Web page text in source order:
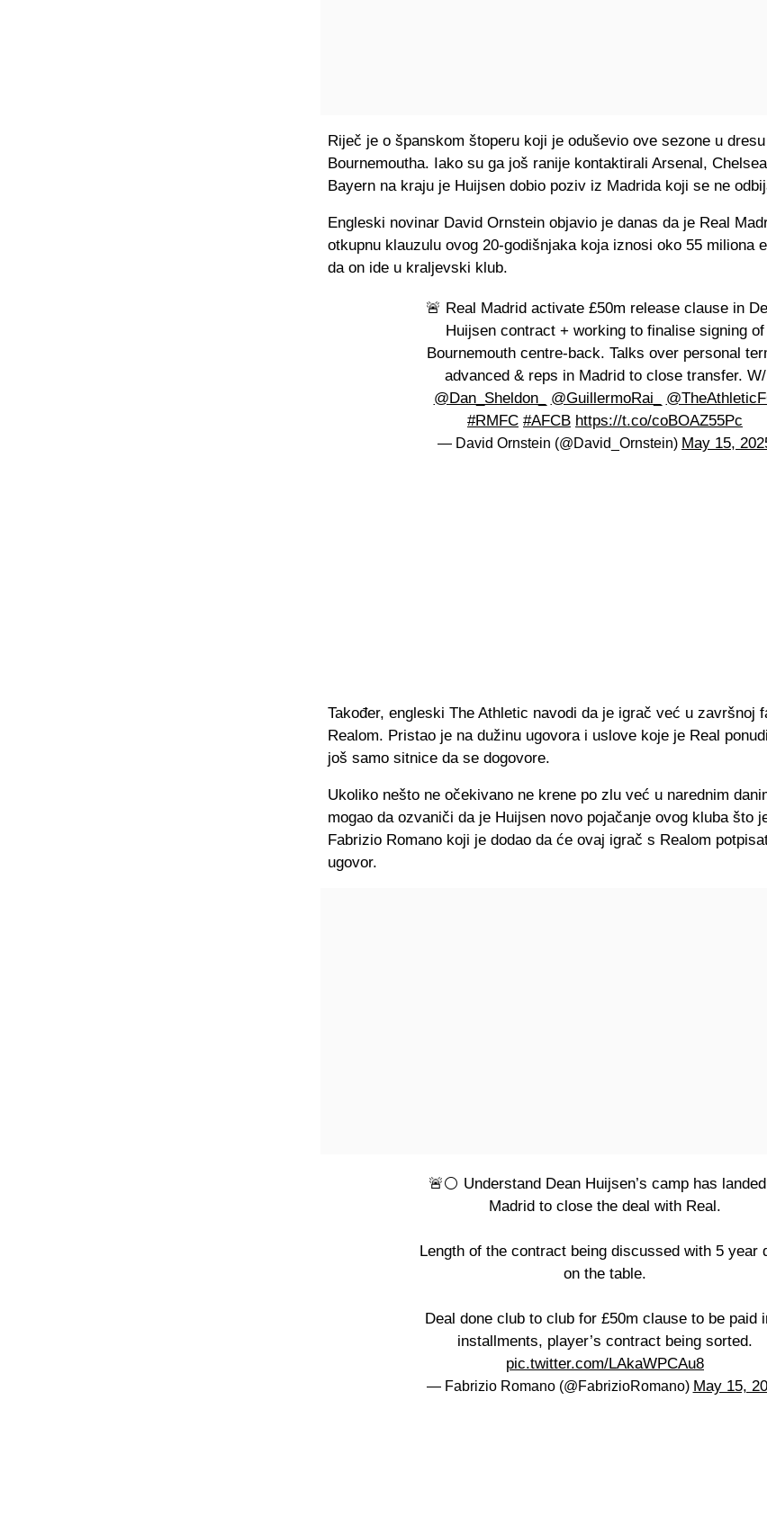
Riječ je o španskom štoperu koji je oduševio ove sezone u
Bournemoutha. Iako su ga još ranije kontaktirali Arsenal,
Bayern na kraju je Huijsen dobio poziv iz Madrida koji se ne
Engleski novinar David Ornstein objavio je danas da je Real
otkupnu klauzulu ovog 20-godišnjaka koja iznosi oko 55 miliona
da on ide u kraljevski klub.
🚨 Real Madrid activate £50m release clause in
Huijsen contract + working to finalise signing of
Bournemouth centre-back. Talks over personal
advanced & reps in Madrid to close transfer. W/
@Dan_Sheldon_
@GuillermoRai_
#RMFC #AFCB https://t.co/coBOAZ55Pc
— David Ornstein (@David_Ornstein) May 15,
Također, engleski The Athletic navodi da je igrač već u završnoj
Realom. Pristao je na dužinu ugovora i uslove koje je Real
još samo sitnice da se dogovore.
Ukoliko nešto ne očekivano ne krene po zlu već u narednim
mogao da ozvaniči da je Huijsen novo pojačanje ovog kluba što
Fabrizio Romano koji je dodao da će ovaj igrač s Realom
ugovor.
🚨⚪️ Understand Dean Huijsen’s camp has
Madrid to close the deal with Real.
Length of the contract being discussed with 5 year
on the table.
Deal done club to club for £50m clause to be paid
installments, player’s contract being sorted.
pic.twitter.com/LAkaWPCAu8
— Fabrizio Romano (@FabrizioRomano) May 15,